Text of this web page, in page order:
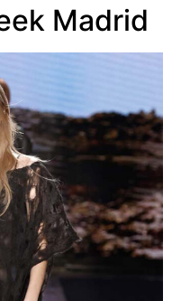
Madrid